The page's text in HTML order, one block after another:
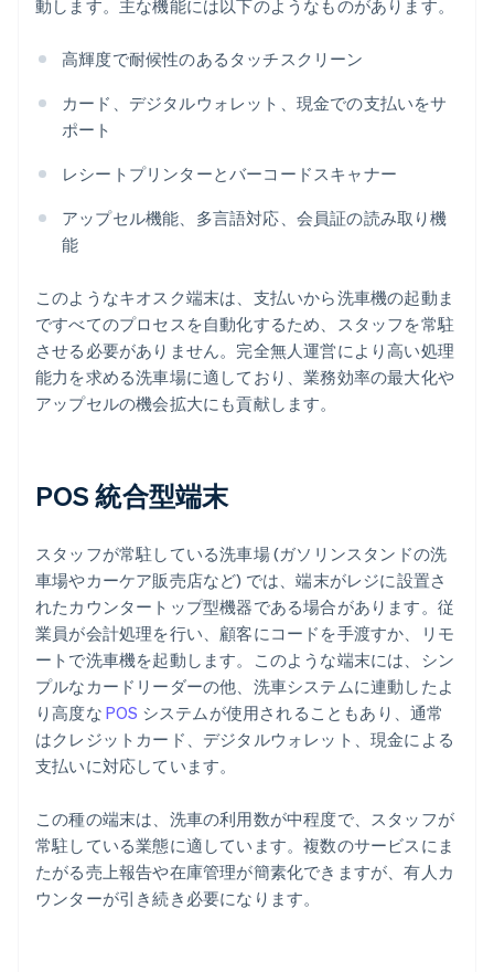
動します。主な機能には以下のようなものがあります。
高輝度で耐候性のあるタッチスクリーン
カード、デジタルウォレット、現金での支払いをサ
ポート
レシートプリンターとバーコードスキャナー
アップセル機能、多言語対応、会員証の読み取り機
能
このようなキオスク端末は、支払いから洗車機の起動ま
ですべてのプロセスを自動化するため、スタッフを常駐
させる必要がありません。完全無人運営により高い処理
能力を求める洗車場に適しており、業務効率の最大化や
アップセルの機会拡大にも貢献します。
POS 統合型端末
スタッフが常駐している洗車場 (ガソリンスタンドの洗
車場やカーケア販売店など) では、端末がレジに設置さ
れたカウンタートップ型機器である場合があります。従
業員が会計処理を行い、顧客にコードを手渡すか、リモ
ートで洗車機を起動します。このような端末には、シン
プルなカードリーダーの他、洗車システムに連動したよ
り高度な POS システムが使用されることもあり、通常
はクレジットカード、デジタルウォレット、現金による
支払いに対応しています。
この種の端末は、洗車の利用数が中程度で、スタッフが
常駐している業態に適しています。複数のサービスにま
たがる売上報告や在庫管理が簡素化できますが、有人カ
ウンターが引き続き必要になります。